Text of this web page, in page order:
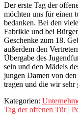
Der erste Tag der
möchten uns für einen
bedanken. Bei den
Fabrikle und bei
Geschenke zum 18.
außerdem den
Übergabe des
sein und den Mädels
jungen Damen von den
tragen und die wir sehr
Kategorien:
Tag der offenen Tür|